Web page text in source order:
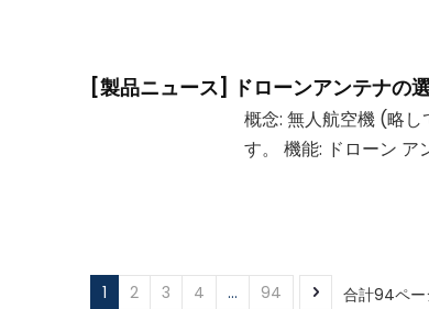
[製品ニュース] ドローンアンテナの
概念: 無人航空機 (略
す。 機能: ドローン
1 2 3 4 ... 94 合計94ペー